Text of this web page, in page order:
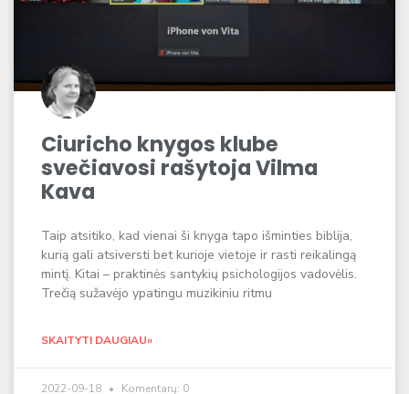
Ciuricho knygos klube
svečiavosi rašytoja Vilma
Kava
Taip atsitiko, kad vienai ši knyga tapo išminties biblija,
kurią gali atsiversti bet kurioje vietoje ir rasti reikalingą
mintį. Kitai – praktinės santykių psichologijos vadovėlis.
Trečią sužavėjo ypatingu muzikiniu ritmu
SKAITYTI DAUGIAU»
2022-09-18 Komentarų: 0